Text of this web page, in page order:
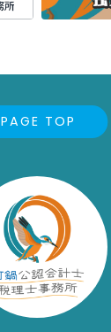
PAGE TOP